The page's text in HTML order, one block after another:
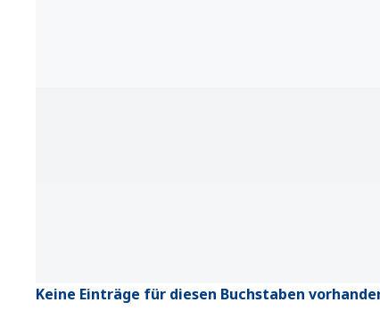
Keine Einträge für diesen Buchstaben